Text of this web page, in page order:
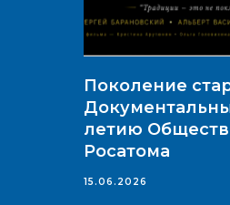
Поколение
летию
Росатома
15.06.2026